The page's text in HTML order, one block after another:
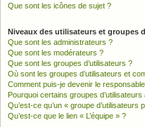
Que sont les icônes de sujet ?
Niveaux des utilisateurs et groupes
Que sont les administrateurs ?
Que sont les modérateurs ?
Que sont les groupes d’utilisateurs ?
Où sont les groupes d’utilisateurs et
Comment puis-je devenir le responsable
Pourquoi certains groupes
Qu’est-ce qu’un « groupe d’utilisateurs
Qu’est-ce que le lien « L’équipe » ?